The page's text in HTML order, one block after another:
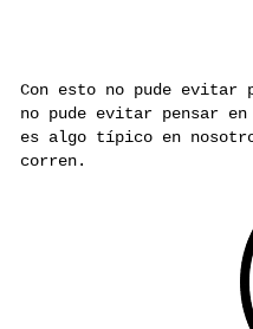
Con esto no pude evitar
no pude evitar pensar
es algo típico en
corren.